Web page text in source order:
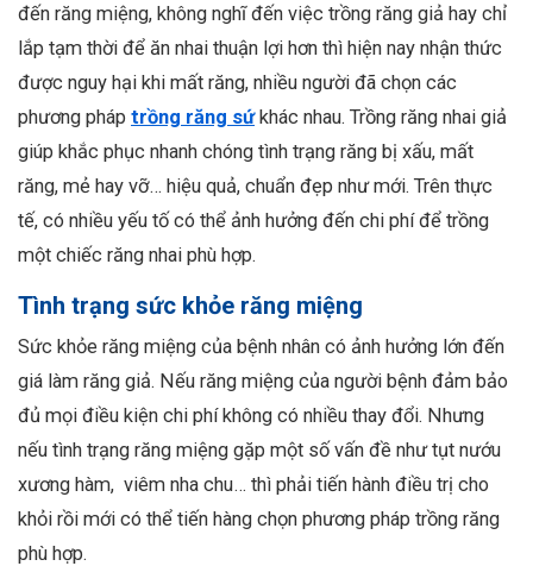
đến răng miệng, không nghĩ đến việc trồng răng giả hay chỉ
lắp tạm thời để ăn nhai thuận lợi hơn thì hiện nay nhận thức
được nguy hại khi mất răng, nhiều người đã chọn các
phương pháp trồng răng sứkhác nhau. Trồng răng nhai giả
giúp khắc phục nhanh chóng tình trạng răng bị xấu, mất
răng, mẻ hay vỡ… hiệu quả, chuẩn đẹp như mới. Trên thực
tế, có nhiều yếu tố có thể ảnh hưởng đến chi phí để trồng
một chiếc răng nhai phù hợp.
Tình trạng sức khỏe răng miệng
Sức khỏe răng miệng của bệnh nhân có ảnh hưởng lớn đến
giá làm răng giả. Nếu răng miệng của người bệnh đảm bảo
đủ mọi điều kiện chi phí không có nhiều thay đổi. Nhưng
nếu tình trạng răng miệng gặp một số vấn đề như tụt nướu
xương hàm, viêm nha chu… thì phải tiến hành điều trị cho
khỏi rồi mới có thể tiến hàng chọn phương pháp trồng răng
phù hợp.